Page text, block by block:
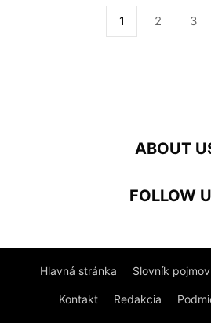
1 2 3
ABOUT
FOLLOW
Hlavná stránka Slovník pojmov
Kontakt Redakcia